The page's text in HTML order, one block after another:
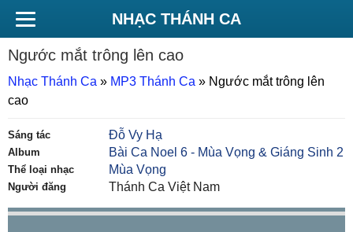
NHẠC THÁNH CA
Ngước mắt trông lên cao
Nhạc Thánh Ca » MP3 Thánh Ca » Ngước mắt trông lên
cao
Sáng tác Đỗ Vy Hạ
Album Bài Ca Noel 6 - Mùa Vọng & Giáng Sinh 2
Thể loại nhạc Mùa Vọng
Người đăng Thánh Ca Việt Nam